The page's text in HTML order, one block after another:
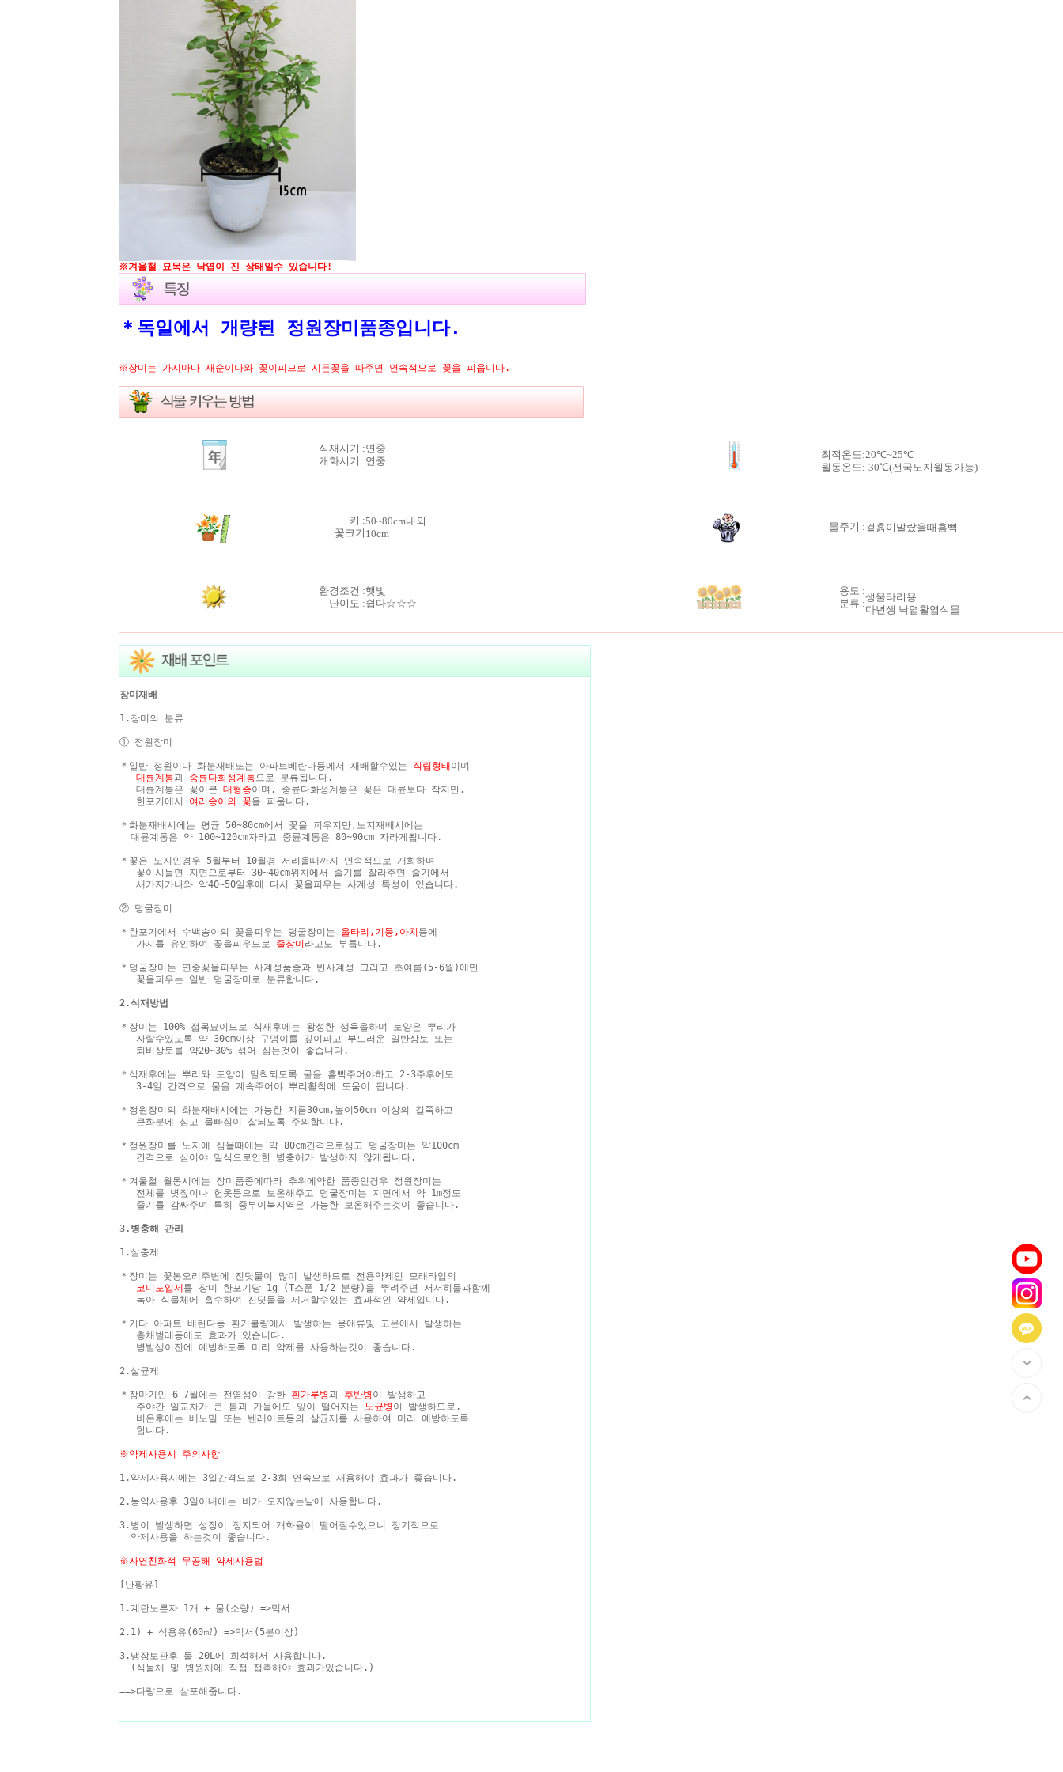
※겨울철 묘목은 낙엽이 진 상태일수 있습니다!
＊독일에서 개량된 정원장미품종입니다.
※장미는 가지마다 새순이나와 꽃이피므로 시든꽃을 따주면 연속적으로 꽃을 피웁니다.
식재시기 :
개화시기 :
연중
연중
최적온도:
월동온도:
20℃~25℃
-30℃(전국노지월동가능)
키 :
꽃크기
50~80cm내외
10cm
물주기 :겉흙이말랐을때흠뻑
환경조건 :
난이도 :
햇빛
쉽다☆☆☆
용도 :
분류 :
생울타리용
다년생 낙엽활엽식물
장미재배
1.장미의 분류
① 정원장미
＊일반 정원이나 화분재배또는 아파트베란다등에서 재배할수있는 직립형태 이며
대륜계통과 중륜다화성계통으로 분류됩니다.
대륜계통은 꽃이큰 대형종이며, 중륜다화성계통은 꽃은 대륜보다 작지만,
한포기에서 여러송이의 꽃을 피웁니다.
＊화분재배시에는 평균 50~80cm에서 꽃을 피우지만,노지재배시에는
대륜계통은 약 100~120cm자라고 중륜계통은 80~90cm 자라게됩니다.
＊꽃은 노지인경우 5월부터 10월경 서리올때까지 연속적으로 개화하며
꽃이시들면 지면으로부터 30~40cm위치에서 줄기를 잘라주면 줄기에서
새가지가나와 약40~50일후에 다시 꽃을피우는 사계성 특성이 있습니다.
② 덩굴장미
＊한포기에서 수백송이의 꽃을피우는 덩굴장미는 울타리,기둥,아치 등에
가지를 유인하여 꽃을피우므로 줄장미 라고도 부릅니다.
＊덩굴장미는 연중꽃을피우는 사계성품종과 반사계성 그리고 초여름(5-6월)에만
꽃을피우는 일반 덩굴장미로 분류합니다.
2.식재방법
＊장미는 100% 접목묘이므로 식재후에는 왕성한 생육을하며 토양은 뿌리가
자랄수있도록 약 30cm이상 구덩이를 깊이파고 부드러운 일반상토 또는
퇴비상토를 약20~30% 섞어 심는것이 좋습니다.
＊식재후에는 뿌리와 토양이 밀착되도록 물을 흠뻑주어야하고 2-3주후에도
3-4일 간격으로 물을 계속주어야 뿌리활착에 도움이 됩니다.
＊정원장미의 화분재배시에는 가능한 지름30cm,높이50cm 이상의 길쭉하고
큰화분에 심고 물빠짐이 잘되도록 주의합니다.
＊정원장미를 노지에 심을때에는 약 80cm간격으로심고 덩굴장미는 약100cm
간격으로 심어야 밀식으로인한 병충해가 발생하지 않게됩니다.
＊겨울철 월동시에는 장미품종에따라 추위에약한 품종인경우 정원장미는
전체를 볏짚이나 헌옷등으로 보온해주고 덩굴장미는 지면에서 약 1m정도
줄기를 감싸주며 특히 중부이북지역은 가능한 보온해주는것이 좋습니다.
3.병충해 관리
1.살충제
＊장미는 꽃봉오리주변에 진딧물이 많이 발생하므로 전용약제인 모래타입의
코니도입제 를 장미 한포기당 1g (T스푼 1/2 분량)을 뿌려주면 서서히물과함께
녹아 식물체에 흡수하여 진딧물을 제거할수있는 효과적인 약제입니다.
＊기타 아파트 베란다등 환기불량에서 발생하는 응애류및 고온에서 발생하는
총채벌레등에도 효과가 있습니다.
병발생이전에 예방하도록 미리 약제를 사용하는것이 좋습니다.
2.살균제
＊장마기인 6-7월에는 전염성이 강한 흰가루병과 후반병이 발생하고
주야간 일교차가 큰 봄과 가을에도 잎이 떨어지는 노균병이 발생하므로,
비온후에는 베노밀 또는 벤레이트등의 살균제를 사용하여 미리 예방하도록
합니다.
※약제사용시 주의사항
1.약제사용시에는 3일간격으로 2-3회 연속으로 새용해야 효과가 좋습니다.
2.농약사용후 3일이내에는 비가 오지않는날에 사용합니다.
3.병이 발생하면 성장이 정지되어 개화율이 떨어질수있으니 정기적으로
약제사용을 하는것이 좋습니다.
※자연친화적 무공해 약제사용법
[난황유]
1.계란노른자 1개 + 물(소량) =>믹서
2.1) + 식용유(60㎖) =>믹서(5분이상)
3.냉장보관후 물 20L에 희석해서 사용합니다.
(식물체 및 병원체에 직접 접촉해야 효과가있습니다.)
==>다량으로 살포해줍니다.